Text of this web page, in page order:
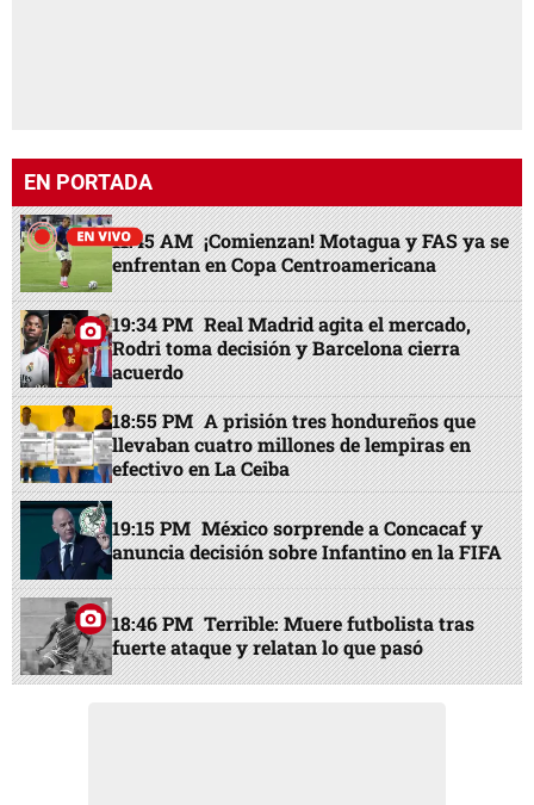
EN PORTADA
11:45 AM ¡Comienzan! Motagua y FAS ya se
enfrentan en Copa Centroamericana
19:34 PM Real Madrid agita el mercado,
Rodri toma decisión y Barcelona cierra
acuerdo
18:55 PM A prisión tres hondureños que
llevaban cuatro millones de lempiras en
efectivo en La Ceiba
19:15 PM México sorprende a Concacaf y
anuncia decisión sobre Infantino en la FIFA
18:46 PM Terrible: Muere futbolista tras
fuerte ataque y relatan lo que pasó